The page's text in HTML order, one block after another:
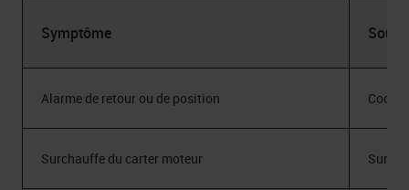
Symptôme
Alarme de retour ou de position
Surchauffe du carter moteur